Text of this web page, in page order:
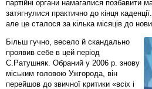
партійні органи намагалися позбавити
затягнулися практично до кінця
але це сталося за кілька місяців до
Більш гучно, весело й скандально
проявив себе в цей період
С.Ратушняк. Обраний у 2006 р. знову
міським головою Ужгорода, він
перейшов до звичної критики «всіх і